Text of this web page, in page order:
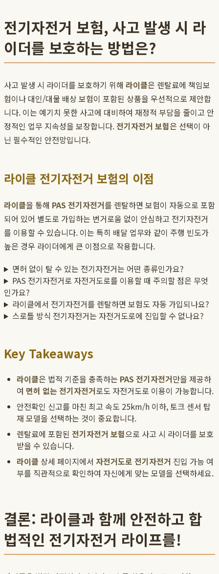
전기자전거 보험, 사고 발생 시 라
이더를 보호하는 방법은?
사고 발생 시 라이더를 보호하기 위해 라이클은 렌탈료에 책임보
험이나 대인/대물 배상 보험이 포함된 상품을 우선적으로 제안합
니다. 이는 예기치 못한 사고에 대비하여 재정적 부담을 줄이고 안
정적인 업무 지속성을 보장합니다. 전기자전거 보험은 선택이 아
닌 필수적인 안전망입니다.
라이클 전기자전거 보험의 이점
라이클을 통해 PAS 전기자전거를 렌탈하면 보험이 자동으로 포함
되어 있어 별도로 가입하는 번거로움 없이 안심하고 전기자전거
를 이용할 수 있습니다. 이는 특히 배달 업무와 같이 주행 빈도가
높은 경우 라이더에게 큰 이점으로 작용합니다.
면허 없이 탈 수 있는 전기자전거는 어떤 종류인가요?
PAS 전기자전거로 자전거도로를 이용할 때 주의할 점은 무엇
인가요?
라이클에서 전기자전거를 렌탈하면 보험도 자동 가입되나요?
스로틀 방식 전기자전거는 자전거도로에 진입할 수 없나요?
Key Takeaways
라이클은 법적 기준을 충족하는 PAS 전기자전거만을 제공하
여 면허 없는 전기자전거로도 자전거도로 이용이 가능합니다.
안전확인 신고를 마친 최고 속도 25km/h 이하, 토크 센서 탑
재 모델을 선택하는 것이 중요합니다.
렌탈료에 포함된 전기자전거 보험으로 사고 시 라이더를 보호
받을 수 있습니다.
라이클 상세 페이지에서 자전거도로 전기자전거 진입 가능 여
부를 직관적으로 확인하여 자신에게 맞는 모델을 선택하세요.
결론: 라이클과 함께 안전하고 합
법적인 전기자전거 라이프를!